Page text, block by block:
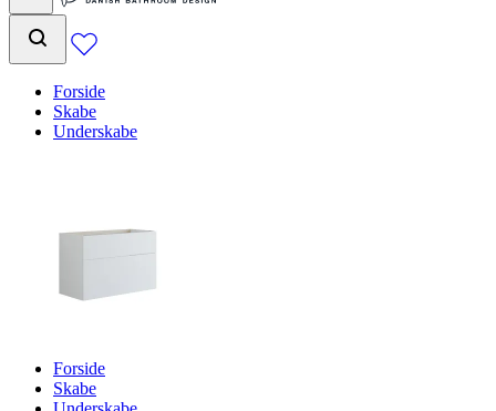
Forside
Skabe
Underskabe
Forside
Skabe